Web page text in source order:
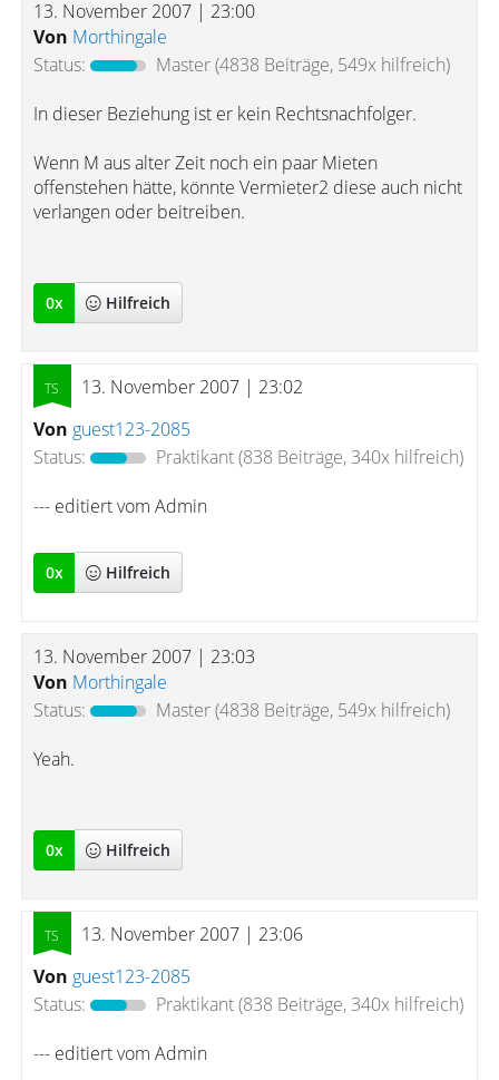
13. November 2007 | 23:00
Von Morthingale
Status:
Master(4838 Beiträge, 549x hilfreich)
In dieser Beziehung ist er kein Rechtsnachfolger.
Wenn M aus alter Zeit noch ein paar Mieten
offenstehen hätte, könnte Vermieter2 diese auch nicht
verlangen oder beitreiben.
0x Hilfreich
13. November 2007 | 23:02
Von guest123-2085
Status:
Praktikant(838 Beiträge, 340x hilfreich)
--- editiert vom Admin
0x Hilfreich
13. November 2007 | 23:03
Von Morthingale
Status:
Master(4838 Beiträge, 549x hilfreich)
Yeah.
0x Hilfreich
13. November 2007 | 23:06
Von guest123-2085
Status:
Praktikant(838 Beiträge, 340x hilfreich)
--- editiert vom Admin